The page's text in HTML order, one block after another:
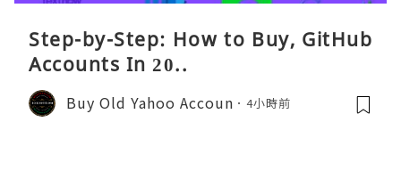
Step-by-Step: How to Buy, GitHub
Accounts In 20..
Buy Old Yahoo Accoun 4小時前